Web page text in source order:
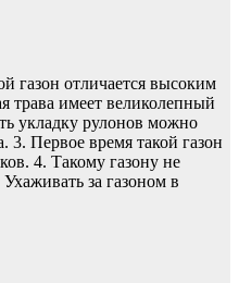
газон отличается высоким
трава имеет великолепный
укладку рулонов можно
3. Первое время такой газон
4. Такому газону не
за газоном в